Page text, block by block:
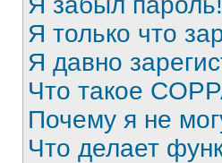
Я только что
Я давно
Что такое
Почему я не
Что делает